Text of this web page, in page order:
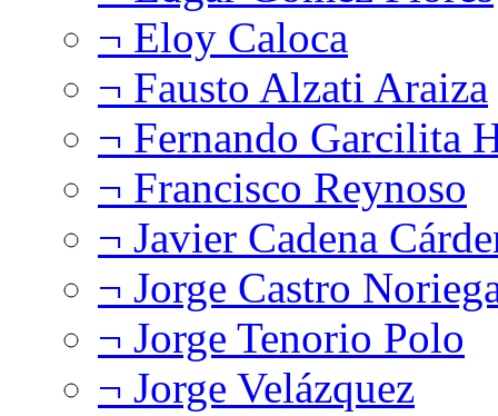
¬ Eloy Caloca
¬ Fausto Alzati Araiza
¬ Fernando Garcilita
¬ Francisco Reynoso
¬ Javier Cadena
¬ Jorge Castro
¬ Jorge Tenorio Polo
¬ Jorge Velázquez